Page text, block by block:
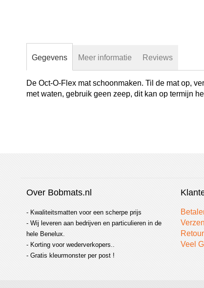
gallerij
Gegevens
De Oct-O-Flex mat schoonmaken. Til de mat op,
met waten, gebruik geen zeep, dit kan op termijn
Meer informatie Reviews
Over Bobmats.nl
- Kwaliteitsmatten voor een scherpe prijs
- Wij leveren aan bedrijven en particulieren in de
hele Benelux.
- Korting voor wederverkopers..
- Gratis kleurmonster per post !
Veel